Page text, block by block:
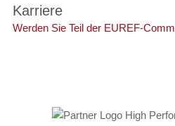
Karriere
Werden Sie Teil der EUREF-